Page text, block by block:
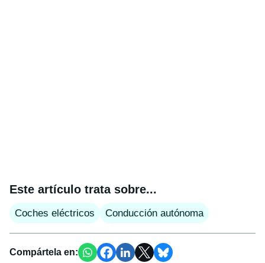
Este artículo trata sobre...
Coches eléctricos Conducción autónoma
Compártela en: